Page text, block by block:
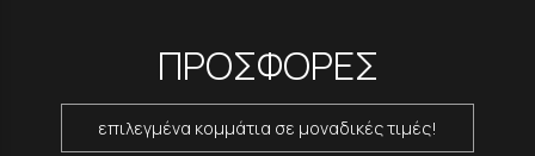
ΠΡΟΣΦΟΡΕΣ
επιλεγμένα κομμάτια σε μοναδικές τιμές!